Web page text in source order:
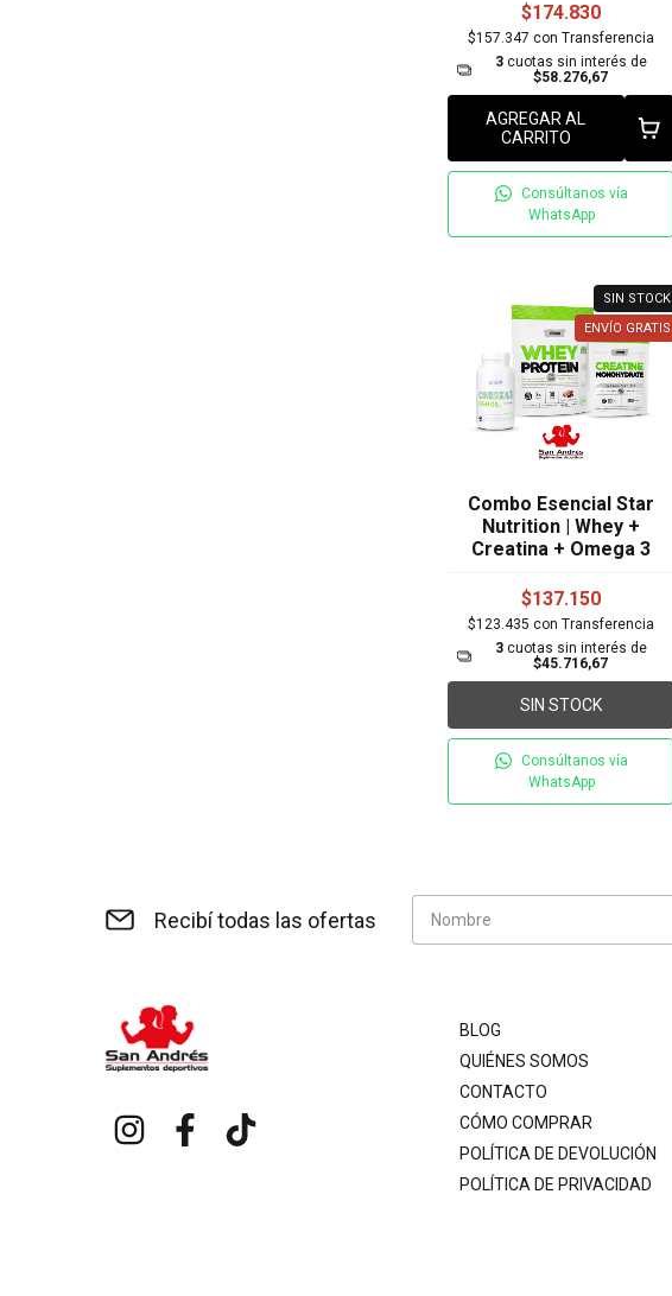
$174.830
$157.347con Transferencia
3 cuotas sin interés de
$58.276,67
AGREGAR AL
CARRITO
Consúltanos vía
WhatsApp
SIN STOCK
ENVÍO GRATIS
Combo Esencial Star
Nutrition | Whey +
Creatina + Omega 3
$137.150
$123.435con Transferencia
3 cuotas sin interés de
$45.716,67
SIN STOCK
Consúltanos vía
WhatsApp
Recibí todas las ofertas
BLOG
QUIÉNES SOMOS
CONTACTO
CÓMO COMPRAR
POLÍTICA DE DEVOLUCIÓN
POLÍTICA DE PRIVACIDAD